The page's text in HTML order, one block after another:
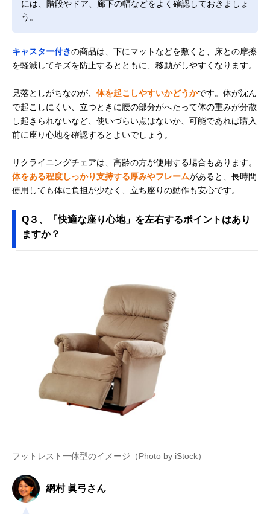
には、階段やドア、廊下の幅などをよく確認しておきましょ
う。
キャスター付きの商品は、下にマットなどを敷くと、床との摩擦
を軽減してキズを防止するとともに、移動がしやすくなります。
見落としがちなのが、 体を起こしやすいかどうかです。体が沈ん
で起こしにくい、立つときに腰の部分がへたって体の重みが分散
し起きられないなど、使いづらい点はないか、可能であれば購入
前に座り心地を確認するとよいでしょう。
リクライニングチェアは、高齢の方が使用する場合もあります。
体をある程度しっかり支持する厚みやフレームがあると、長時間
使用しても体に負担が少なく、立ち座りの動作も安心です。
Q３、「快適な座り心地」を左右するポイントはあり
ますか？
フットレスト一体型のイメージ（Photo by iStock）
網村 眞弓さん